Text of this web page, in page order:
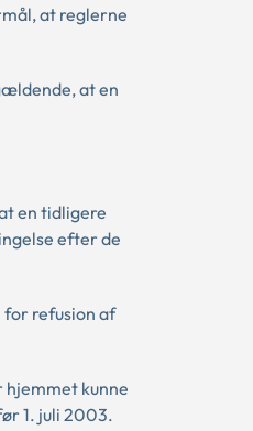
at reglerne
at en
en tidligere
efter de
for refusion af
hjemmet kunne
1. juli 2003.